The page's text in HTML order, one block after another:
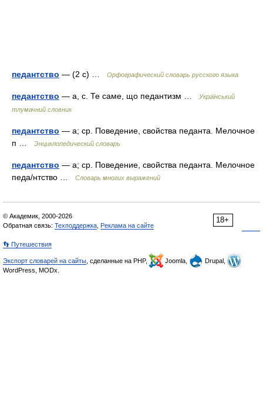
педантство — (2 с) … Орфографический словарь русского языка
педантство — а, с. Те саме, що педантизм …
Український
тлумачний словник
педантство — а; ср. Поведение, свойства педанта. Мелочное
п …
Энциклопедический словарь
педантство — а; ср. Поведение, свойства педанта. Мелочное
педа/нтство …
Словарь многих выражений
18+
© Академик, 2000-2026
Обратная связь: Техподдержка Реклама на сайте
👣 Путешествия
Экспорт словарей на сайты , сделанные на PHP, Joomla,
Drupal,
WordPress, MODx.